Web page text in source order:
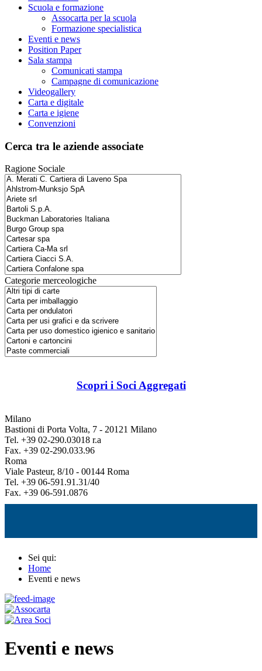
Scuola e formazione
Assocarta per la scuola
Formazione specialistica
Eventi e news
Position Paper
Sala stampa
Comunicati stampa
Campagne di comunicazione
Videogallery
Carta e digitale
Carta e igiene
Convenzioni
Cerca tra le aziende associate
Ragione Sociale
Categorie merceologiche
Scopri i Soci Aggregati
Milano
Bastioni di Porta Volta, 7 - 20121 Milano
Tel. +39 02-290.03018 r.a
Fax. +39 02-290.033.96
Roma
Viale Pasteur, 8/10 - 00144 Roma
Tel. +39 06-591.91.31/40
Fax. +39 06-591.0876
Sei qui:
Home
Eventi e news
Eventi e news